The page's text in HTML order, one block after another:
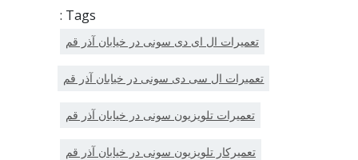
Tags :
تعمیرات ال ای دی سونی در خیابان آذر قم
تعمیرات ال سی دی سونی در خیابان آذر قم
تعمیرات تلویزیون سونی در خیابان آذر قم
تعمیرکار تلویزیون سونی در خیابان آذر قم